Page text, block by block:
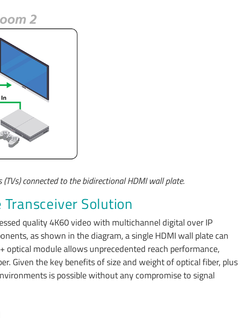
connected to the bidirectional HDMI wall plate.
Solution
quality 4K60 video with multichannel digital over IP
as shown in the diagram, a single HDMI wall plate can
module allows unprecedented reach performance,
Given the key benefits of size and weight of optical fiber, plus
is possible without any compromise to signal